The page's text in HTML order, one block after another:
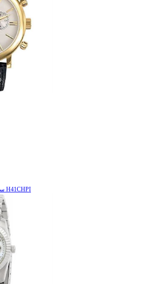
ساعة معصم متی تیسوت الطراز H41CHPI